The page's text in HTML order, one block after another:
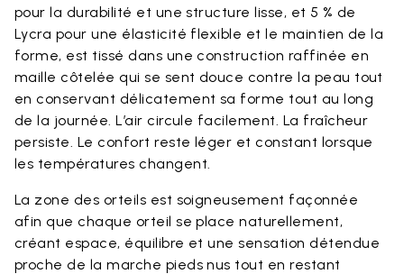
pour la durabilité et une structure lisse, et 5 % de
Lycra pour une élasticité flexible et le maintien de la
forme, est tissé dans une construction raffinée en
maille côtelée qui se sent douce contre la peau tout
en conservant délicatement sa forme tout au long
de la journée. L’air circule facilement. La fraîcheur
persiste. Le confort reste léger et constant lorsque
les températures changent.
La zone des orteils est soigneusement façonnée
afin que chaque orteil se place naturellement,
créant espace, équilibre et une sensation détendue
proche de la marche pieds nus tout en restant